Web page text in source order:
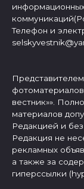
Телефон и
фотоматериалов
вестник»».
материалов
Редакцией и
Редакция не
рекламных
а также за
гиперссылки